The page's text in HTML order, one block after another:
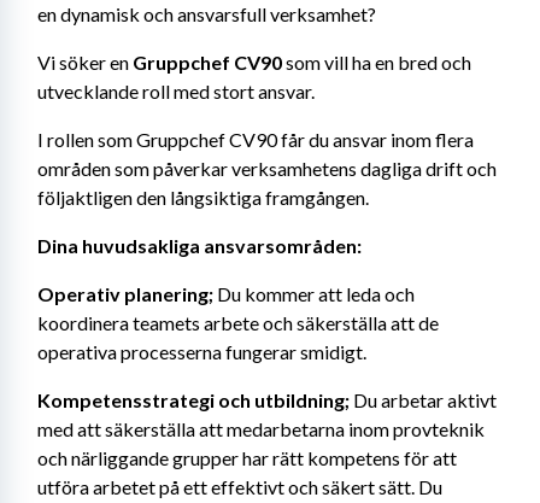
en dynamisk och ansvarsfull verksamhet?
Vi söker en Gruppchef CV90 som vill ha en bred och
utvecklande roll med stort ansvar.
I rollen som Gruppchef CV90 får du ansvar inom flera
områden som påverkar verksamhetens dagliga drift och
följaktligen den långsiktiga framgången.
Dina huvudsakliga ansvarsområden:
Operativ planering; Du kommer att leda och
koordinera teamets arbete och säkerställa att de
operativa processerna fungerar smidigt.
Kompetensstrategi och utbildning; Du arbetar aktivt
med att säkerställa att medarbetarna inom provteknik
och närliggande grupper har rätt kompetens för att
utföra arbetet på ett effektivt och säkert sätt. Du